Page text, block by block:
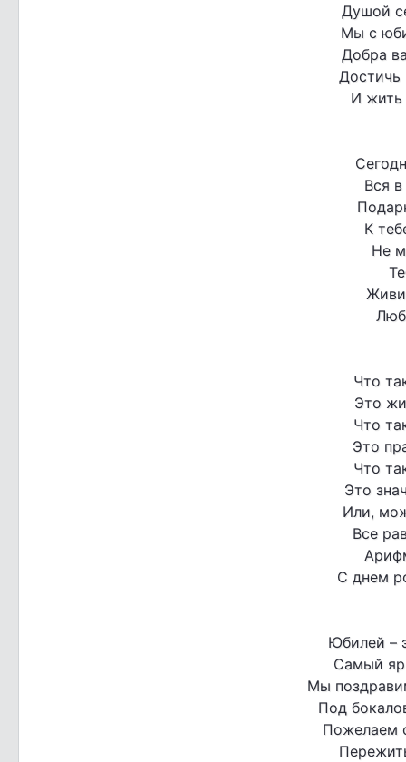
Душой
Мы с
Добра
Достичь
И жить
Вся
К
Не
Живи
Что
Это
Что
Это
Что
Это
Или,
Все
С днем
Юбилей –
Самый
Мы
Под
Пожелаем